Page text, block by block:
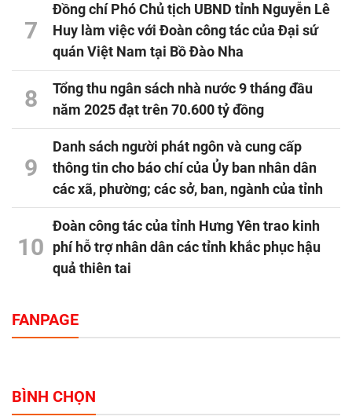
7
Đồng chí Phó Chủ tịch UBND tỉnh Nguyễn Lê
Huy làm việc với Đoàn công tác của Đại sứ
quán Việt Nam tại Bồ Đào Nha
8
Tổng thu ngân sách nhà nước 9 tháng đầu
năm 2025 đạt trên 70.600 tỷ đồng
9
Danh sách người phát ngôn và cung cấp
thông tin cho báo chí của Ủy ban nhân dân
các xã, phường; các sở, ban, ngành của tỉnh
10
Đoàn công tác của tỉnh Hưng Yên trao kinh
phí hỗ trợ nhân dân các tỉnh khắc phục hậu
quả thiên tai
FANPAGE
BÌNH CHỌN